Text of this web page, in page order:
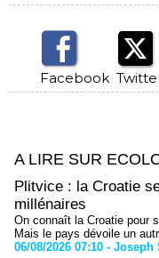
Facebook
A LIRE SUR
Plitvice : la Croatie
millénaires
On connaît la Croatie pour
Mais le pays dévoile un
06/08/2026 07:10 - Joseph